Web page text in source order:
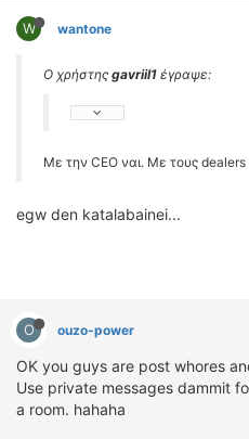
W wantone
Ο χρήστης gavriil1 έγραψε:
Με την CEO ναι. Με τους dealers
egw den katalabainei...
O ouzo-power
OK you guys are post whores
Use private messages dammit
a room. hahaha